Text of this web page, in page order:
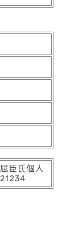
臣氏個人